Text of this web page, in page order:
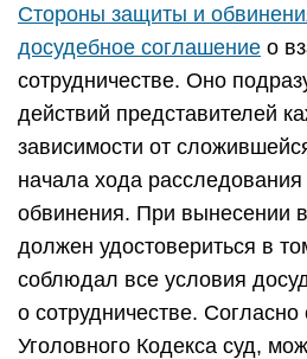
Стороны защиты и
досудебное соглашение о
сотрудничестве. Оно
действий представителей
зависимости от
начала хода
обвинения. При вынесении
должен удостовериться в
соблюдал все условия
о сотрудничестве.
Уголовного Кодекса суд,